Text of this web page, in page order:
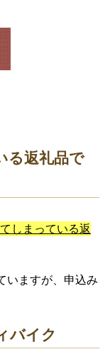
る返礼品で
しまっている返
いますが、申込み
バイク